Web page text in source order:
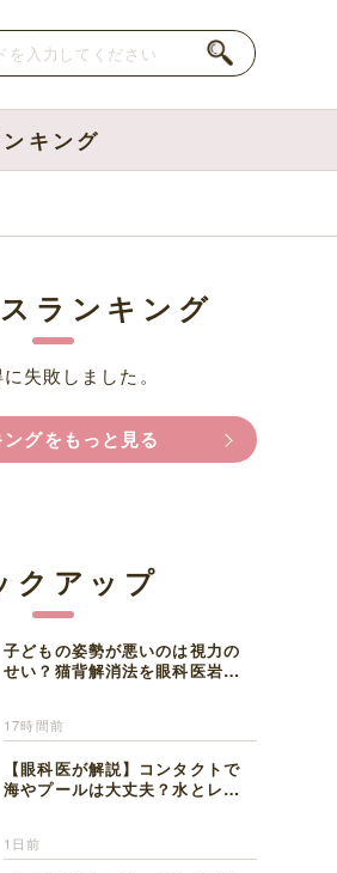
キング
ランキング
失敗しました。
グをもっと見る
クアップ
子どもの姿勢が悪いのは視力の
せい？猫背解消法を眼科医岩見
17時間前
【眼科医が解説】コンタクトで
海やプールは大丈夫？水とレン
1日前